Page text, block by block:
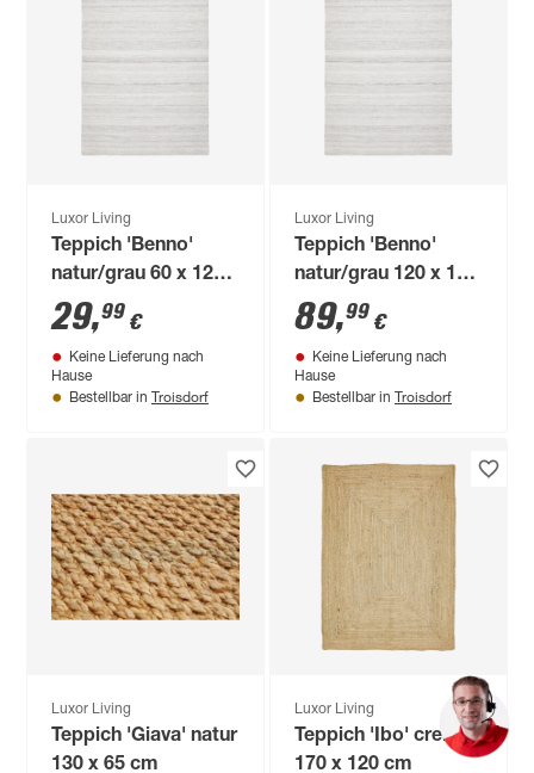
Luxor Living
Teppich 'Benno'
natur/grau 60 x 120
cm
29,99 €
Keine Lieferung nach
Hause
Bestellbar in Troisdorf
Luxor Living
Teppich 'Benno'
natur/grau 120 x 170
cm
89,99 €
Keine Lieferung nach
Hause
Bestellbar in Troisdorf
Luxor Living
Teppich 'Giava' natur
130 x 65 cm
Luxor Living
Teppich 'Ibo' creme
170 x 120 cm